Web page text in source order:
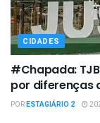
CIDADES
#Chapada:
por diferenças
PORESTAGIÁRIO 2